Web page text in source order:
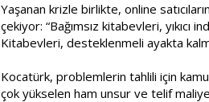
Yaşanan krizle birlikte, online
çekiyor: “Bağımsız kitabevleri,
Kitabevleri, desteklenmeli ayakta
Kocatürk, problemlerin tahlili için
çok yükselen ham unsur ve telif